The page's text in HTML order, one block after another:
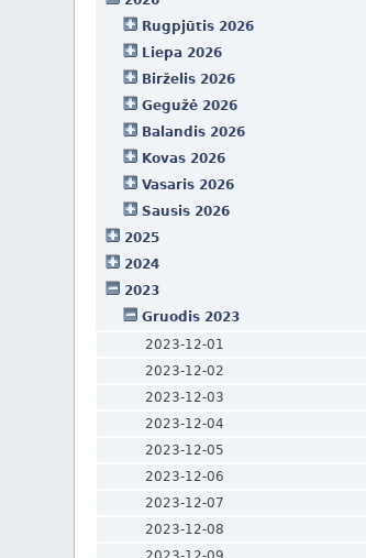
Rugpjūtis 2026
Liepa 2026
Birželis 2026
Gegužė 2026
Balandis 2026
Kovas 2026
Vasaris 2026
Sausis 2026
2025
2024
2023
Gruodis 2023
2023-12-01
2023-12-02
2023-12-03
2023-12-04
2023-12-05
2023-12-06
2023-12-07
2023-12-08